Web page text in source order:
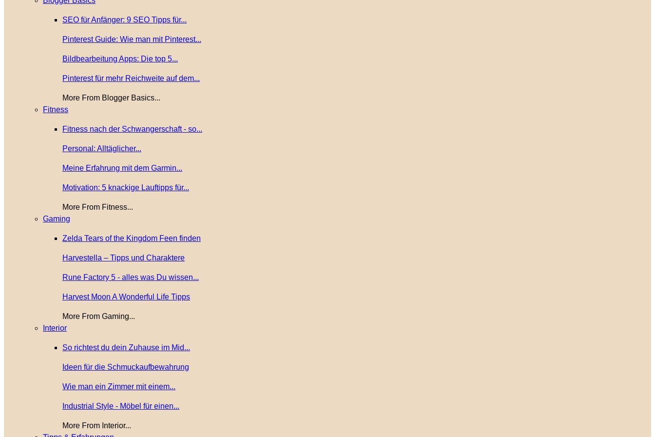
SEO für Anfänger: 9 SEO Tipps für...
Pinterest Guide: Wie man mit Pinterest...
Bildbearbeitung Apps: Die top 5...
Pinterest für mehr Reichweite auf dem...
More From Blogger Basics...
Fitness
Fitness nach der Schwangerschaft - so...
Personal: Alltäglicher...
Meine Erfahrung mit dem Garmin...
Motivation: 5 knackige Lauftipps für...
More From Fitness...
Gaming
Zelda Tears of the Kingdom Feen finden
Harvestella – Tipps und Charaktere
Rune Factory 5 - alles was Du wissen...
Harvest Moon A Wonderful Life Tipps
More From Gaming...
Interior
So richtest du dein Zuhause im Mid...
Ideen für die Schmuckaufbewahrung
Wie man ein Zimmer mit einem...
Industrial Style - Möbel für einen...
More From Interior...